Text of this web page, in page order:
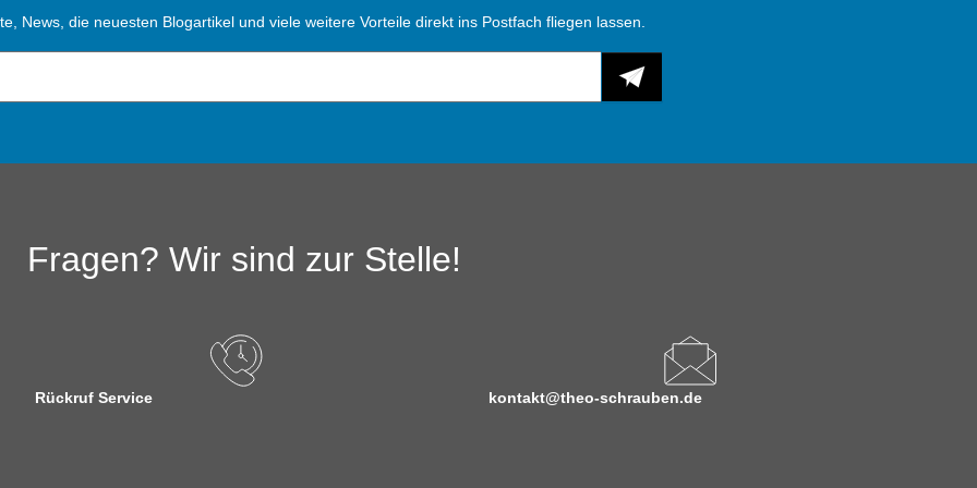
News, die neuesten Blogartikel und viele weitere Vorteile direkt ins Postfach fliegen lassen.
Fragen? Wir sind zur Stelle!
Rückruf Service kontakt@theo-schrauben.de